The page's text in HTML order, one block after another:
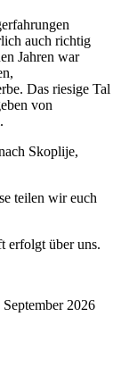
auch richtig
Jahren war
Das riesige Tal
von
Skoplije,
teilen wir euch
erfolgt über uns.
2026